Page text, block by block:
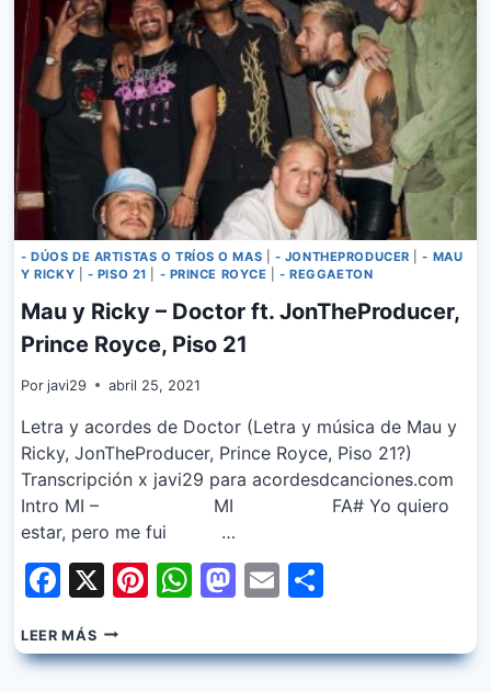
ANDRES
ALZATE
- DÚOS DE ARTISTAS O TRÍOS O MAS - JONTHEPRODUCER |- MAU
Y RICKY
- PISO 21 - PRINCE ROYCE |- REGGAETON
Mau y Ricky – Doctor ft. JonTheProducer,
Prince Royce, Piso 21
Por javi29 abril 25, 2021
Letra y acordes de Doctor (Letra y música de Mau y
Ricky, JonTheProducer, Prince Royce, Piso 21?)
Transcripción x javi29 para acordesdcanciones.com
Intro MI – MI FA# Yo quiero
estar, pero me fui …
Facebook
X Pinterest
WhatsApp
Mastodon
Email
LEER MÁSMAU
Y
RICKY